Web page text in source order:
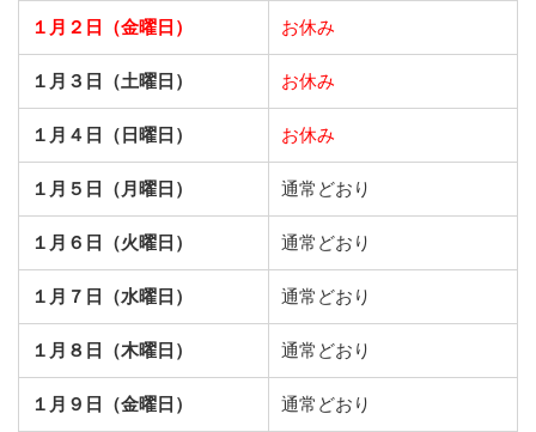
１月２日（金曜日） お休み
１月３日（土曜日） お休み
１月４日（日曜日） お休み
１月５日（月曜日） 通常どおり
１月６日（火曜日） 通常どおり
１月７日（水曜日） 通常どおり
１月８日（木曜日） 通常どおり
１月９日（金曜日） 通常どおり